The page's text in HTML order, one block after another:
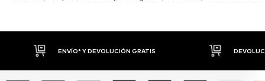
DEVOLUCIONES HASTA 30 DÍAS